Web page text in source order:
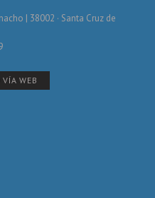
| 38002 · Santa Cruz de
VÍA WEB